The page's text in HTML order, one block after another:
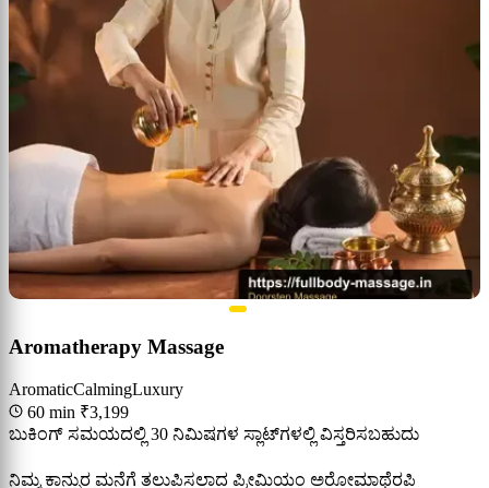
Aromatherapy Massage
AromaticCalmingLuxury
60 min ₹3,199
ಬುಕಿಂಗ್ ಸಮಯದಲ್ಲಿ 30 ನಿಮಿಷಗಳ ಸ್ಲಾಟ್‌ಗಳಲ್ಲಿ ವಿಸ್ತರಿಸಬಹುದು
ನಿಮ್ಮ ಕಾನ್ಪುರ ಮನೆಗೆ ತಲುಪಿಸಲಾದ ಪ್ರೀಮಿಯಂ ಅರೋಮಾಥೆರಪಿ